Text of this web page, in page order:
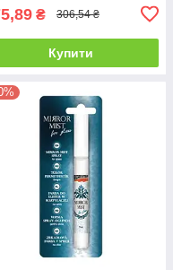
₴ 306,54 ₴
Купити